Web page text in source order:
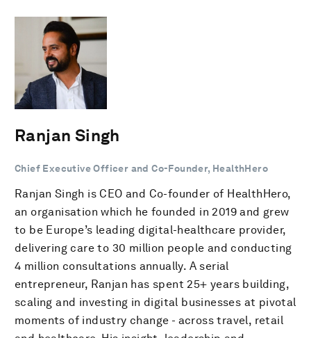
Ranjan Singh
Chief Executive Officer and Co-Founder, HealthHero
Ranjan Singh is CEO and Co-founder of HealthHero,
an organisation which he founded in 2019 and grew
to be Europe’s leading digital-healthcare provider,
delivering care to 30 million people and conducting
4 million consultations annually. A serial
entrepreneur, Ranjan has spent 25+ years building,
scaling and investing in digital businesses at pivotal
moments of industry change - across travel, retail